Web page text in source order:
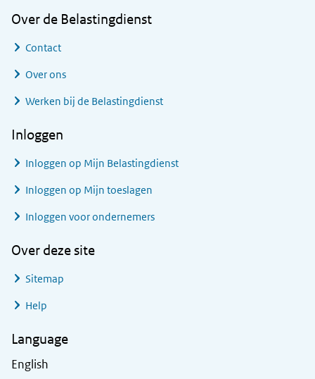
Over de Belastingdienst
Contact
Over ons
Werken bij de Belastingdienst
Inloggen
Inloggen op Mijn Belastingdienst
Inloggen op Mijn toeslagen
Inloggen voor ondernemers
Over deze site
Sitemap
Help
Language
English